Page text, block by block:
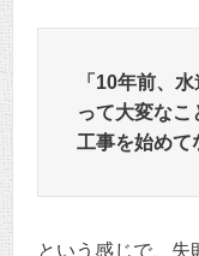
「10年前、
って大変な
工事を始めて
という感じで、失